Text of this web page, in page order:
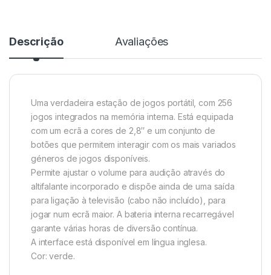
Descrição Avaliações
Uma verdadeira estação de jogos portátil, com 256
jogos integrados na memória interna. Está equipada
com um ecrã a cores de 2,8″ e um conjunto de
botões que permitem interagir com os mais variados
géneros de jogos disponíveis.
Permite ajustar o volume para audição através do
altifalante incorporado e dispõe ainda de uma saída
para ligação à televisão (cabo não incluído), para
jogar num ecrã maior. A bateria interna recarregável
garante várias horas de diversão contínua.
A interface está disponível em língua inglesa.
Cor: verde.